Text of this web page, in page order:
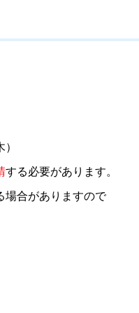
する必要があります。
合がありますので